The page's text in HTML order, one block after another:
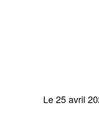
Le 25 avril